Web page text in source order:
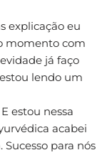
explicação eu
momento com
já faço
lendo um
estou nessa
acabei
para nós